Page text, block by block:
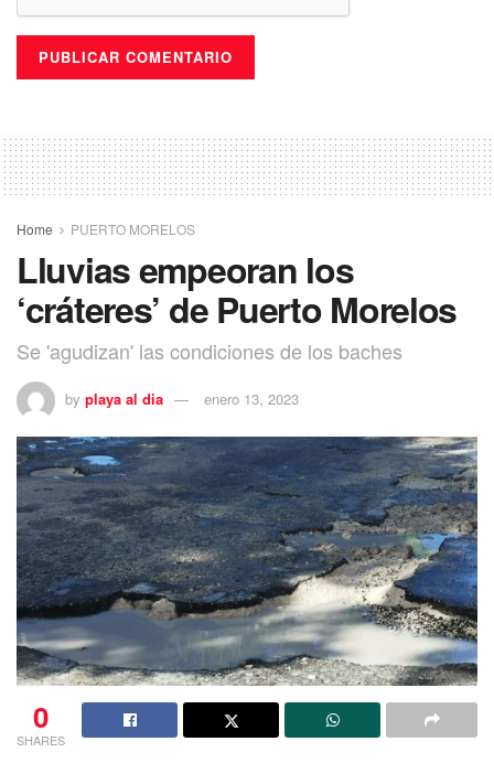
Home PUERTO MORELOS
Lluvias empeoran los
‘cráteres’ de Puerto Morelos
Se 'agudizan' las condiciones de los baches
by playa al dia enero 13, 2023
0
SHARES